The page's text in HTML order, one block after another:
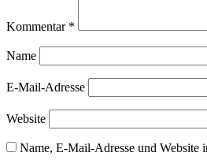
Kommentar *
Name
E-Mail-Adresse
Website
Name, E-Mail-Adresse und Website